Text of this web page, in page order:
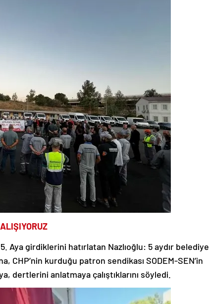
Aya girdiklerini hatırlatan Nazlıoğlu: 5 aydır belediye
CHP’nin kurduğu patron sendikası SODEM-SEN’in
dertlerini anlatmaya çalıştıklarını söyledi.